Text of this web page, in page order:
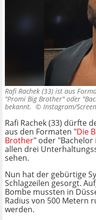
Rafi Rachek (33) ist aus
"Promi Big Brother" oder
bekannt. © Instagram/
Rafi Rachek (33) dürfte
aus den Formaten "Die
Brother" oder "Bachelor
allen drei
sehen.
Nun hat der gebürtige
Schlagzeilen gesorgt.
Bombe mussten in
Radius von 500 Metern
werden.